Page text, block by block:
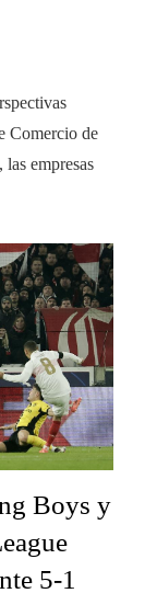
Comercio de
empresas
Boys y
5-1